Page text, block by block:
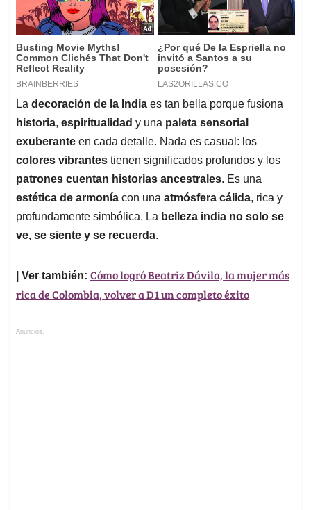
La decoración de la India es tan bella porque fusiona
historia, espiritualidad y una paleta sensorial
exuberante en cada detalle. Nada es casual: los
colores vibrantes tienen significados profundos y los
patrones cuentan historias ancestrales. Es una
estética de armonía con una atmósfera cálida, rica y
profundamente simbólica. La belleza india no solo se
ve, se siente y se recuerda.
| Ver también: Cómo logró Beatriz Dávila, la mujer más
rica de Colombia, volver a D1 un completo éxito
Anuncios.